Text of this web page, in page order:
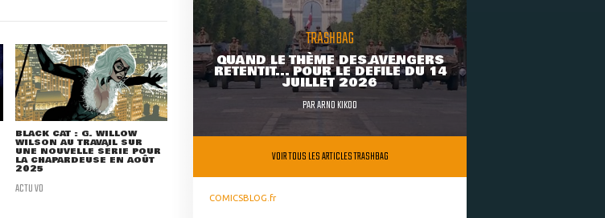
BLACK CAT : G. WILLOW
WILSON AU TRAVAIL SUR
UNE NOUVELLE SÉRIE POUR
LA CHAPARDEUSE EN AOÛT
2025
ACTU VO
TRASHBAG
QUAND LE THÈME DES AVENGERS
RETENTIT... POUR LE DÉFILÉ DU 14
JUILLET 2026
PARARNO KIKOO
VOIR TOUS LES ARTICLES TRASHBAG
COMICSBLOG.fr